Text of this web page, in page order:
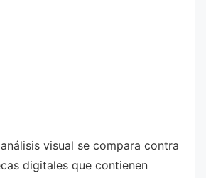
visual se compara contra
digitales que contienen